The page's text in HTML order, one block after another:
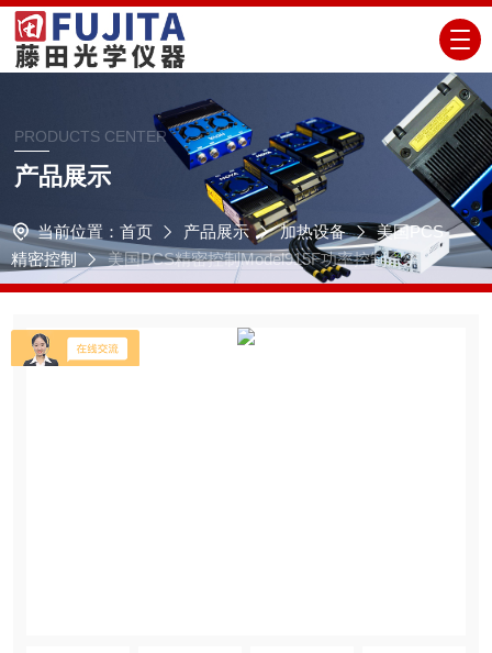
PRODUCTS CENTER
产品展示
当前位置： 首页 产品展示 加热设备
美国PCS
精密控制
美国PCS精密控制Model915F功率控制系统